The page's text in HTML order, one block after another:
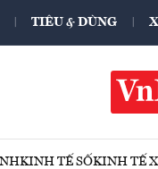
TIÊU & DÙNG
KINH TẾ SỐKINH TẾ